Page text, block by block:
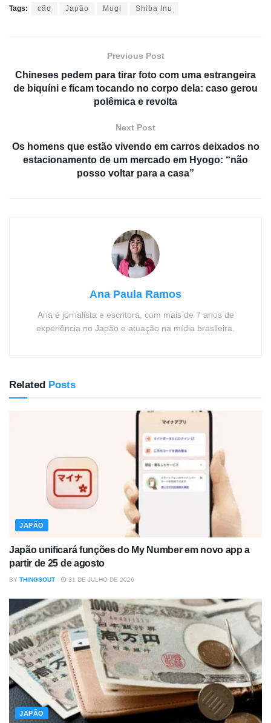
Tags: cão Japão Mugi Shiba Inu
Previous Post
Chineses pedem para tirar foto com uma estrangeira
de biquíni e ficam tocando no corpo dela: caso gerou
polêmica e revolta
Next Post
Os homens que estão vivendo em carros deixados no
estacionamento de um mercado em Hyogo: “não
posso voltar para a casa”
Ana Paula Ramos
Ana é jornalista e escritora, com mais de 7 anos de
experiência no Japão e atuação na mídia brasileira.
Related Posts
JAPÃO
Japão unificará funções do My Number em novo app a
partir de 25 de agosto
BY THINGSOUT 31 DE JULHO DE 2026
JAPÃO